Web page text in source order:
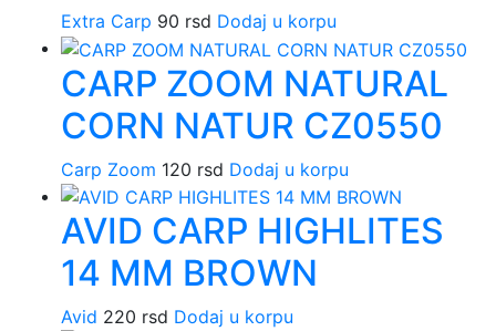
Extra Carp 90 rsd Dodaj u korpu
CARP ZOOM NATURAL
CORN NATUR CZ0550
Carp Zoom 120 rsd Dodaj u korpu
AVID CARP HIGHLITES
14 MM BROWN
Avid 220 rsd Dodaj u korpu